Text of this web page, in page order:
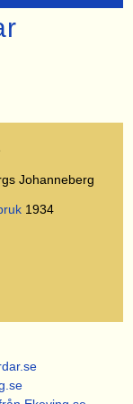
Johanneberg
1934